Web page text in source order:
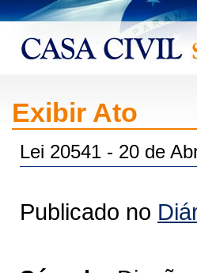
Exibir Ato
Lei 20541 - 20 de
Publicado no